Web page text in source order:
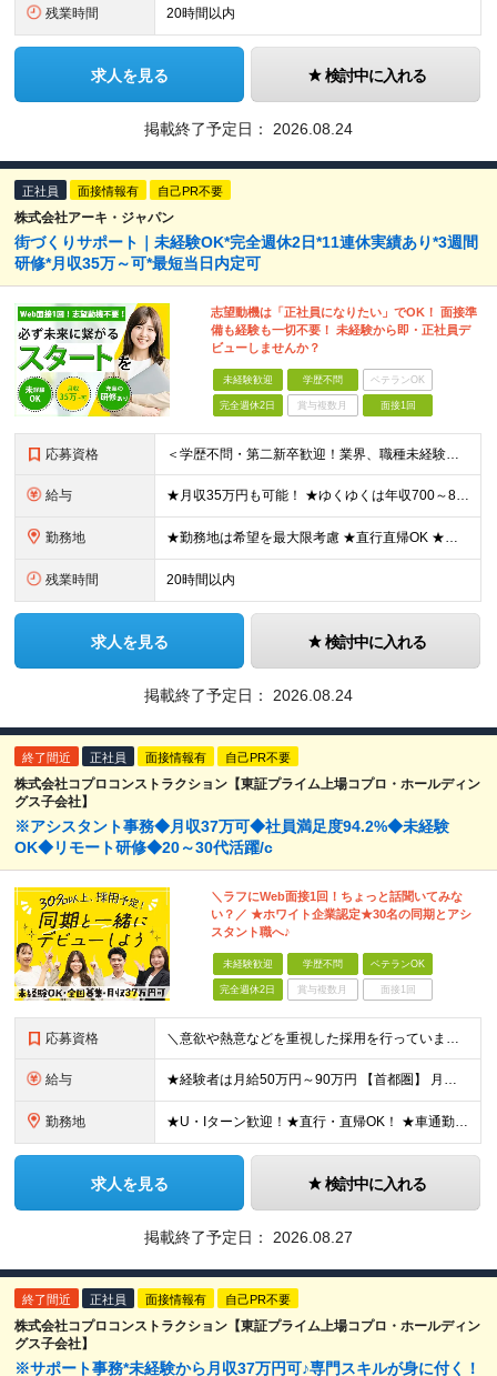
残業時間 20時間以内
求人を見る 検討中に入れる
掲載終了予定日： 2026.08.24
正社員 面接情報有 自己PR不要
株式会社アーキ・ジャパン
街づくりサポート｜未経験OK*完全週休2日*11連休実績あり*3週間
研修*月収35万～可*最短当日内定可
志望動機は「正社員になりたい」でOK！ 面接準
備も経験も一切不要！ 未経験から即・正社員デ
ビューしませんか？
未経験歓迎 学歴不問 ベテランOK
完全週休2日 賞与複数月 面接1回
応募資格 ＜学歴不問・第二新卒歓迎！業界、職種未経験歓迎！20代～30代活躍中＞ ★35歳以下の方（若年層の長期キャリア形成を図るため） ★フリーター・正社員未経験・社会人未経験OK ★転職回数が多い方もぜひ
給与 ★月収35万円も可能！ ★ゆくゆくは年収700～800万円も！ ★手当が多数あり ・残業手当（100％）★1分単位で支給 ・資格手当（最大月6万円） ・結婚/出産祝金（最大3万円） 【首都圏・北関東
勤務地 ★勤務地は希望を最大限考慮 ★直行直帰OK ★車通勤のエリアもあり ★研修は、下記いずれかの研修センターで行います ・東京校（東京本社とアクセスは同様） ・大阪校（大阪府大阪市中央区道修町 2-1-1
残業時間 20時間以内
求人を見る 検討中に入れる
掲載終了予定日： 2026.08.24
終了間近 正社員 面接情報有 自己PR不要
株式会社コプロコンストラクション【東証プライム上場コプロ・ホールディン
グス子会社】
※アシスタント事務◆月収37万可◆社員満足度94.2%◆未経験
OK◆リモート研修◆20～30代活躍/c
＼ラフにWeb面接1回！ちょっと話聞いてみな
い？／ ★ホワイト企業認定★30名の同期とアシ
スタント職へ♪
未経験歓迎 学歴不問 ベテランOK
完全週休2日 賞与複数月 面接1回
応募資格 ＼意欲や熱意などを重視した採用を行っています／ ●未経験・第二新卒歓迎 ●学歴・年齢・転職回数は一切不問です！ ※新卒の方もご応募可能 （待遇・募集要項等は別途ご案内いたします） ※入社時期は柔軟に対
給与 ★経験者は月給50万円～90万円 【首都圏】 月給30万1230円〜 ⇒基本22万7000円+地域6万4230円+皆勤1万円 【群馬/栃木/茨城】 月給28万1090円〜 ⇒基本23万4000円+
勤務地 ★U・Iターン歓迎！★直行・直帰OK！ ★車通勤可能のエリアもあり！★出張なしの働き方も可能 全国47都道府県の各プロジェクト（転勤なし！勤務地に対する希望も実現可能！） 「自宅から1時間以内で通え
求人を見る 検討中に入れる
掲載終了予定日： 2026.08.27
終了間近 正社員 面接情報有 自己PR不要
株式会社コプロコンストラクション【東証プライム上場コプロ・ホールディン
グス子会社】
※サポート事務*未経験から月収37万円可♪専門スキルが身に付く！